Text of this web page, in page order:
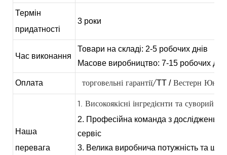
Термін
придатності
3 роки
Час виконання
Товари на складі: 2-5 робочих днів
Масове виробництво: 7-15 робочих
Оплата торговельні гарантії/TT / Вестерн
Наша
перевага
1. Високоякісні інгредієнти та суворий
2. Професійна команда з досліджень
сервіс
3. Велика виробнича потужність та